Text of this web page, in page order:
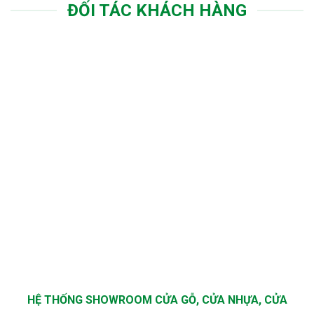
ĐỐI TÁC KHÁCH HÀNG
HỆ THỐNG SHOWROOM CỬA GỖ, CỬA NHỰA, CỬA